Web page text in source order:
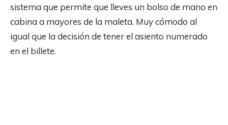
sistema que permite que lleves un bolso de mano en
cabina a mayores de la maleta. Muy cómodo al
igual que la decisión de tener el asiento numerado
en el billete.